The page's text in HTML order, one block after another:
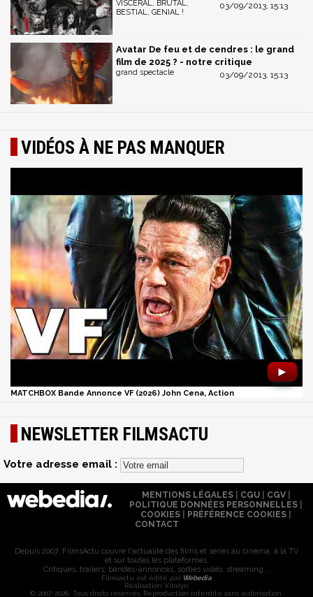
03/09/2013, 15:13
VISCERAL, BRUTAL,
BESTIAL, GENIAL !
Avatar De feu et de cendres : le grand
film de 2025 ? - notre critique
03/09/2013, 15:13
grand spectacle
VIDÉOS À NE PAS MANQUER
►
MATCHBOX Bande Annonce VF (2026) John Cena, Action
NEWSLETTER FILMSACTU
Votre adresse email :
MENTIONS LÉGALES| CGU| CGV|
POLITIQUE DONNÉES PERSONNELLES
COOKIES
PRÉFÉRENCE COOKIES
CONTACT
Depuis 2007, FilmsActu couvre l'actualité des films et séries au cinéma, à la TV
et sur toutes les plateformes.
Critiques, trailers, bandes-annonces, sorties vidéo, streaming...
Filmsactu est édité par Webedia
Réalisation Vitalyn
© 2007-2026 Tous droits réservés. Reproduction interdite sans autorisation.